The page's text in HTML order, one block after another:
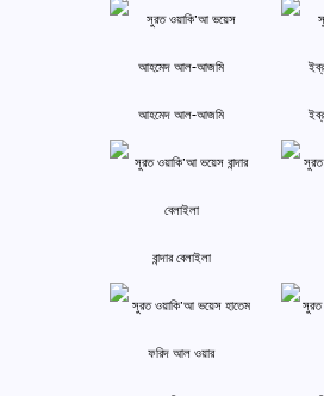
আহমেদ আল-আজমি
বান্দার বেলাইলা